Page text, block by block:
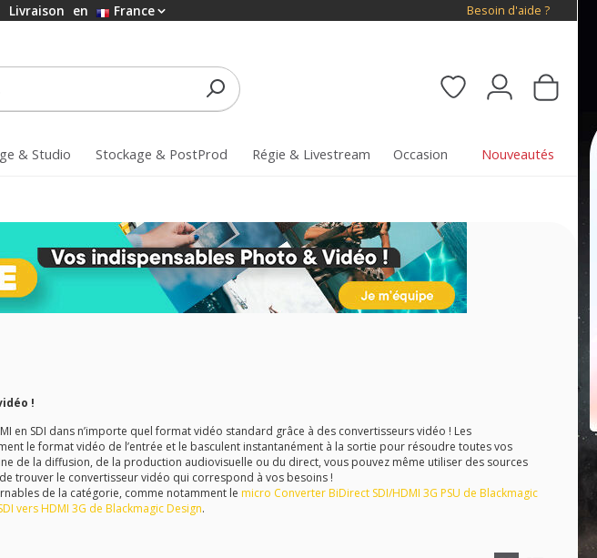
Livraison en France Besoin d'aide ?
& Studio Stockage & PostProd Régie & Livestream Occasion Nouveautés
!
en SDI dans n’importe quel format vidéo standard grâce à des convertisseurs vidéo ! Les
le format vidéo de l’entrée et le basculent instantanément à la sortie pour résoudre toutes vos
de la diffusion, de la production audiovisuelle ou du direct, vous pouvez même utiliser des sources
trouver le convertisseur vidéo qui correspond à vos besoins !
de la catégorie, comme notamment le micro Converter BiDirect SDI/HDMI 3G PSU de Blackmagic
vers HDMI 3G de Blackmagic Design.